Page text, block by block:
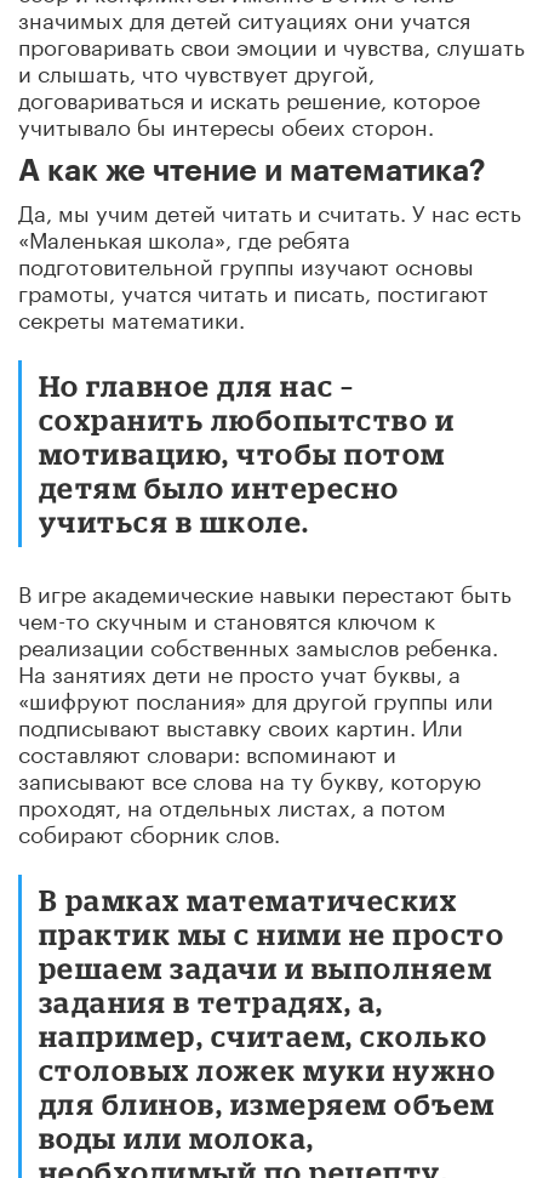
значимых для детей ситуациях они учатся
проговаривать свои эмоции и чувства, слушать
и слышать, что чувствует другой,
договариваться и искать решение, которое
учитывало бы интересы обеих сторон.
А как же чтение и математика?
Да, мы учим детей читать и считать. У нас есть
«Маленькая школа», где ребята
подготовительной группы изучают основы
грамоты, учатся читать и писать, постигают
секреты математики.
Но главное для нас –
сохранить любопытство и
мотивацию, чтобы потом
детям было интересно
учиться в школе.
В игре академические навыки перестают быть
чем-то скучным и становятся ключом к
реализации собственных замыслов ребенка.
На занятиях дети не просто учат буквы, а
«шифруют послания» для другой группы или
подписывают выставку своих картин. Или
составляют словари: вспоминают и
записывают все слова на ту букву, которую
проходят, на отдельных листах, а потом
собирают сборник слов.
В рамках математических
практик мы с ними не просто
решаем задачи и выполняем
задания в тетрадях, а,
например, считаем, сколько
столовых ложек муки нужно
для блинов, измеряем объем
воды или молока,
необходимый по рецепту,